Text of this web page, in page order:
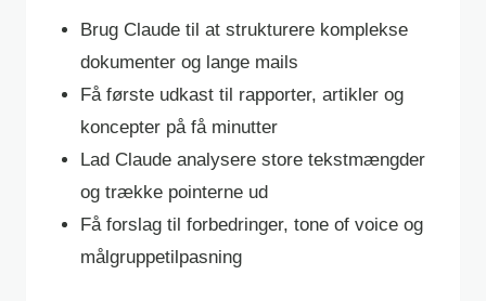
Brug Claude til at strukturere komplekse
dokumenter og lange mails
Få første udkast til rapporter, artikler og
koncepter på få minutter
Lad Claude analysere store tekstmængder
og trække pointerne ud
Få forslag til forbedringer, tone of voice og
målgruppetilpasning